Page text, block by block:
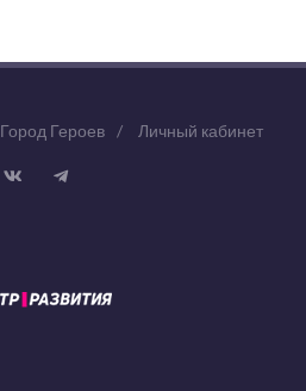
Город Героев / Личный кабинет